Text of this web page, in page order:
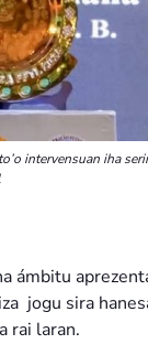
intervensuan iha
ámbitu
jogu sira
rai laran.